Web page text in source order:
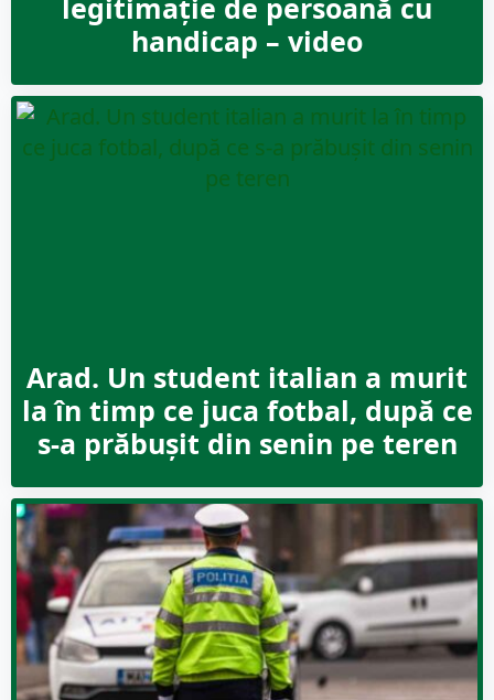
legitimație de persoană cu
handicap – video
Arad. Un student italian a murit
la în timp ce juca fotbal, după ce
s-a prăbușit din senin pe teren